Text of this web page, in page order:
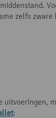
zelfs zware
: